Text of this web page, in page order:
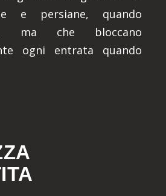
e persiane, quando
ma che bloccano
ogni entrata quando